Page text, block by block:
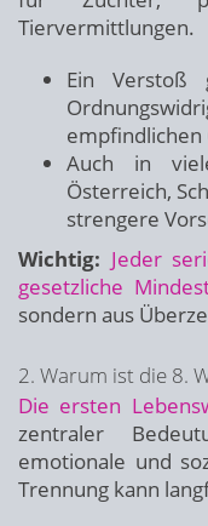
Tiervermittlungen.
Ein Verstoß
empfindlichen
Auch in
Österreich,
strengere
Wichtig: Jeder
gesetzliche
sondern aus
2. Warum ist die 8.
Die ersten
zentraler
emotionale und
Trennung kann